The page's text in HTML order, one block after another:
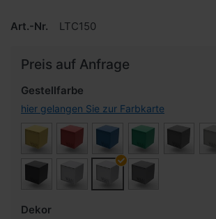
Art.-Nr. LTC150
Preis auf Anfrage
Gestellfarbe
hier gelangen Sie zur Farbkarte
Dekor